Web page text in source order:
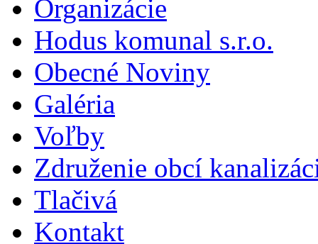
Organizácie
Hodus komunal s.r.o.
Obecné Noviny
Galéria
Voľby
Združenie obcí
Tlačivá
Kontakt